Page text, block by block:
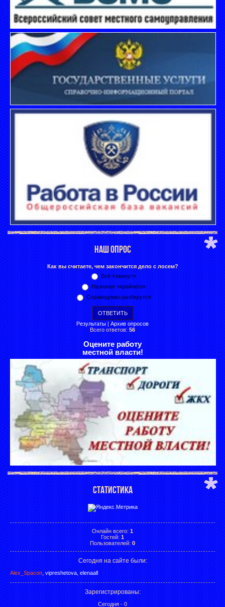
НАШ ОПРОС
Как вы считаете, чем закончится дело с лосем?
Всё «замнут»
Назначат «крайнего»
Справедливо разберутся
Результаты | Архив опросов
Всего ответов: 56
Оцените работу
местной власти!
СТАТИСТИКА
Онлайн всего: 1
Гостей: 1
Пользователей: 0
Сегодня на сайте были:
Alex_Spacon vipreshetova elenaall
Зарегистрированы:
Сегодня - 0